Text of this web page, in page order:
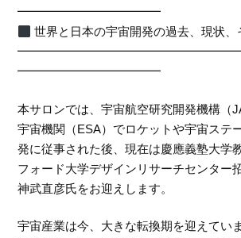
━━━━━━━━━━━━
世界と日本の宇宙開発の過去、現状、
━━━━━━━━━━━━
本サロンでは、宇宙航空研究開発機構（
宇宙機関（ESA）でロケットや宇宙ステ
発に従事された後、現在は慶應義塾大学
フォード大学デザインリサーチセンター
神武直彦氏をお迎えします。
宇宙産業は今、大きな転換期を迎えてい